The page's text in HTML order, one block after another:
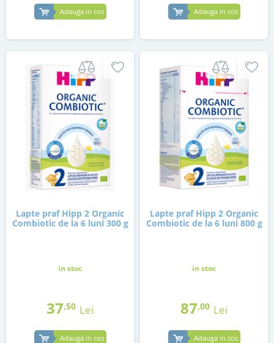
Adauga in cos Adauga in cos
Lapte praf Hipp 2 Organic
Combiotic de la 6 luni 300 g
in stoc
37,50 Lei
Adauga in cos
Lapte praf Hipp 2 Organic
Combiotic de la 6 luni 800 g
in stoc
87,00 Lei
Adauga in cos